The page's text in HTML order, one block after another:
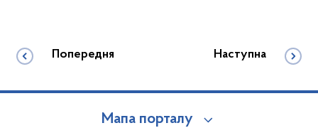
Попередня Наступна
Мапа порталу